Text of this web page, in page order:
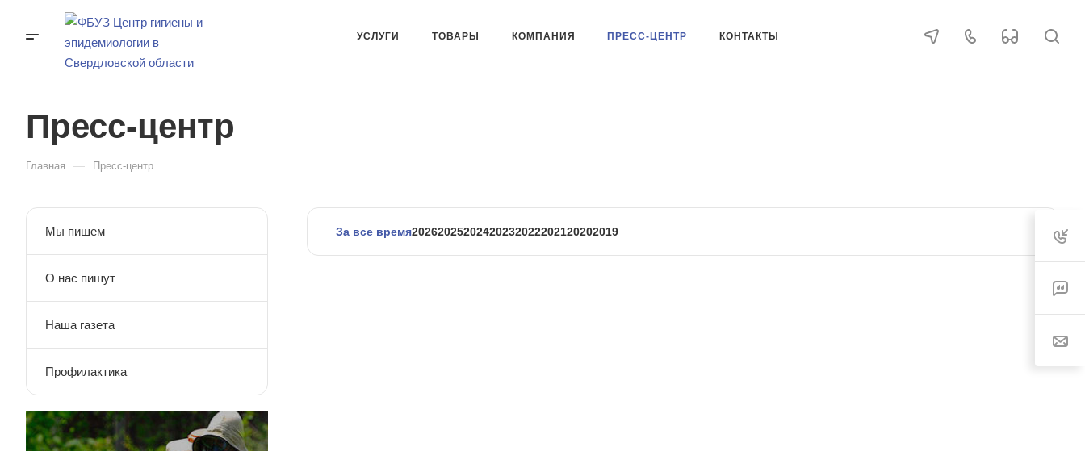
УСЛУГИ ТОВАРЫ КОМПАНИЯ ПРЕСС-ЦЕНТР КОНТАКТЫ
Пресс-центр
Главная — Пресс-центр
За все время20262025202420232022202120202019
Мы пишем
О нас пишут
Наша газета
Профилактика